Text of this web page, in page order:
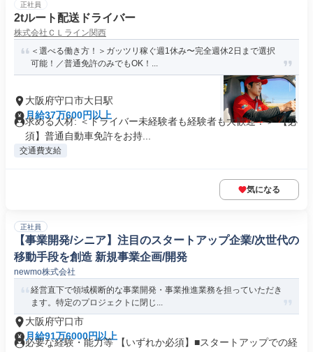
正社員
2tルート配送ドライバー
株式会社ＣＬライン関西
＜選べる働き方！＞ガッツリ稼ぐ週1休み〜完全週休2日まで選択
可能！／普通免許のみでもOK！...
大阪府守口市大日駅
月給37万600円以上
求める人材: ＜ドライバー未経験者も経験者も大歓迎！＞ 【必
須】普通自動車免許をお持...
交通費支給
気になる
正社員
【事業開発/シニア】注目のスタートアップ企業/次世代の
移動手段を創造 新規事業企画/開発
newmo株式会社
経営直下で領域横断的な事業開発・事業推進業務を担っていただき
ます。特定のプロジェクトに閉じ...
大阪府守口市
月給91万6000円以上
必要な経験・能力等 【いずれか必須】■スタートアップでの経